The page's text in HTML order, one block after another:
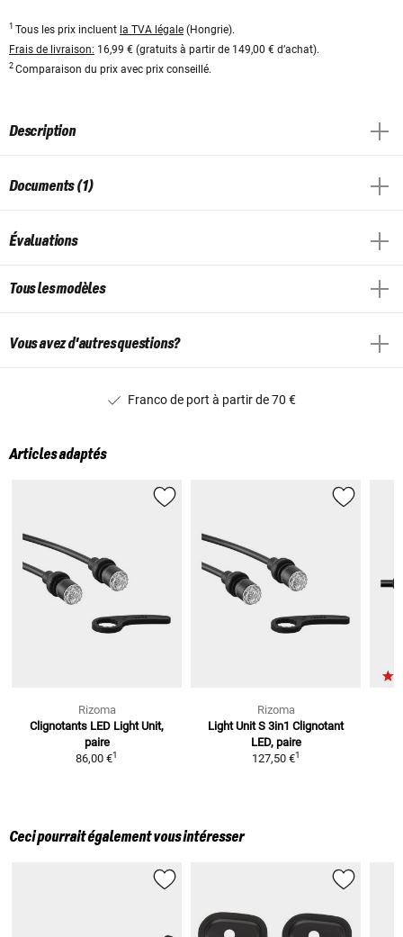
1 Tous les prix incluent la TVA légale (Hongrie).
Frais de livraison: 16,99 € (gratuits à partir de 149,00 € d’achat).
2 Comparaison du prix avec prix conseillé.
Description
Documents (1)
Évaluations
Tous les modèles
Vous avez d'autres questions?
Franco de port à partir de 70 €
Articles adaptés
Rizoma
Clignotants LED Light Unit,
paire
86,00 €1
Rizoma
Light Unit S 3in1 Clignotant
LED, paire
127,50 €1
Ceci pourrait également vous intéresser